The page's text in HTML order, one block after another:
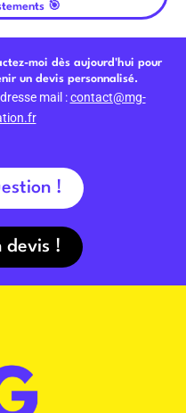
🎯
moi dès aujourd'hui pour
un devis personnalisé.
mail :contact@mg-
!
devis !